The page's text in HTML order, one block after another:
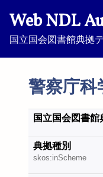
Web NDL
国立国会図書館典拠
警察庁科
国立国会図書館
典拠種別
skos:inScheme